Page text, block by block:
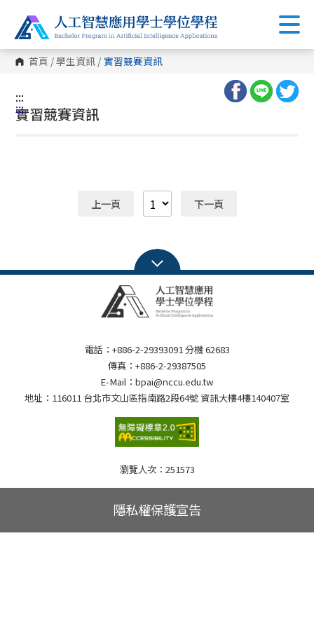
首頁 /學生資訊 / 實習競賽資訊
:::
:::
實習競賽資訊
上一頁 下一頁
電話：+886-2-29393091 分機 62683
傳真：+886-2-29387505
E-Mail：bpai@nccu.edu.tw
地址：116011 台北市文山區指南路2段64號 資訊大樓4樓140407室
瀏覽人次： 251573
隱私權保護宣告